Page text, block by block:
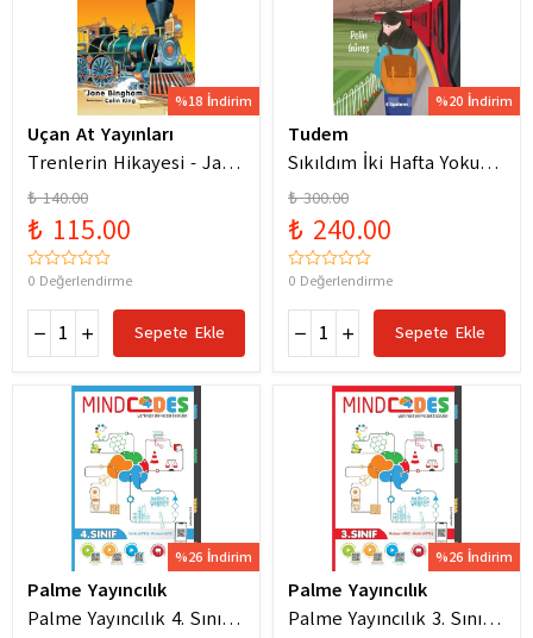
%18 İndirim
Uçan At Yayınları
Trenlerin Hikayesi - Jane
Bingham
₺ 140.00
₺ 115.00
0 Değerlendirme
Sepete Ekle
%20 İndirim
Tudem
Sıkıldım İki Hafta Yokum
Pelin Güneş
₺ 300.00
₺ 240.00
0 Değerlendirme
Sepete Ekle
%26 İndirim
Palme Yayıncılık
Palme Yayıncılık 4. Sınıf
%26 İndirim
Palme Yayıncılık
Palme Yayıncılık 3. Sınıf